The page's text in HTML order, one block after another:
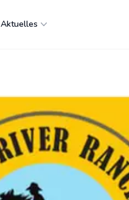
Aktuelles